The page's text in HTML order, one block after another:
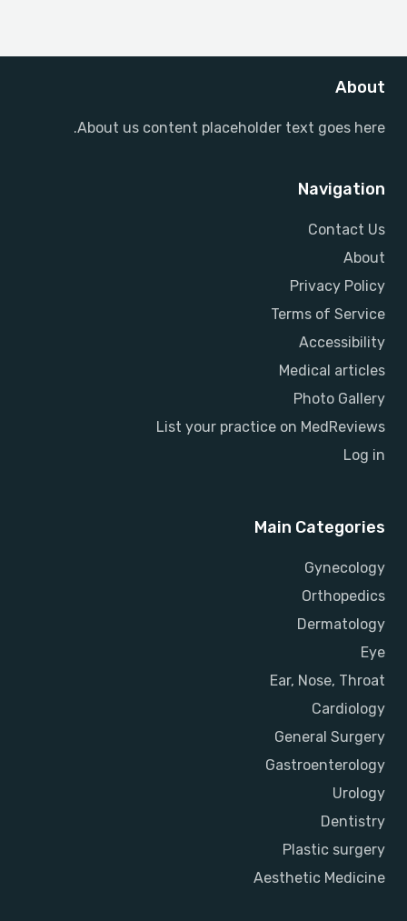
About
About us content placeholder text goes here.
Navigation
Contact Us
About
Privacy Policy
Terms of Service
Accessibility
Medical articles
Photo Gallery
List your practice on MedReviews
Log in
Main Categories
Gynecology
Orthopedics
Dermatology
Eye
Ear, Nose, Throat
Cardiology
General Surgery
Gastroenterology
Urology
Dentistry
Plastic surgery
Aesthetic Medicine